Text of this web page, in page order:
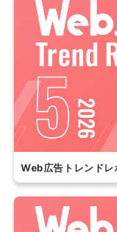
Web広告トレンド